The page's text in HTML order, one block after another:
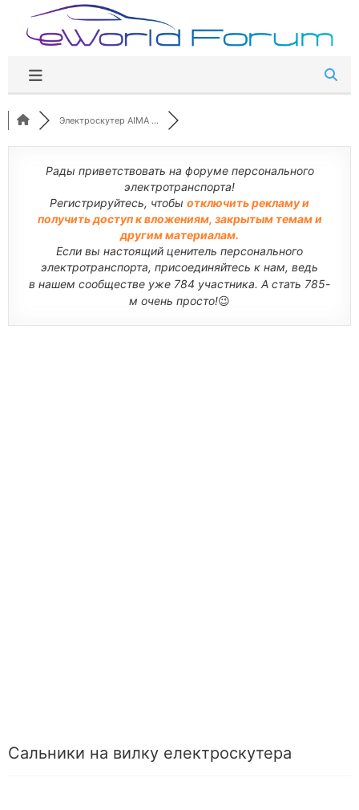
Перейти
содержимому
Электроскутер AIMA ...
Рады приветствовать на форуме персонального
электротранспорта!
Регистрируйтесь, чтобы отключить рекламу и
получить доступ к вложениям, закрытым темам и
другим материалам.
Если вы настоящий ценитель персонального
электротранспорта, присоединяйтесь к нам, ведь
в нашем сообществе уже 784 участника. А стать 785-
м очень просто!😉
Сальники на вилку електроскутера